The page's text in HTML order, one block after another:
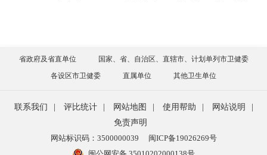
省政府及省直单位
国家、省、自治区、直辖市、计划单列市卫健委
各设区市卫健委
直属单位 其他卫生单位
联系我们 评比统计 网站地图 使用帮助 网站说明
免责声明
网站标识码：3500000039
闽ICP备19026269号